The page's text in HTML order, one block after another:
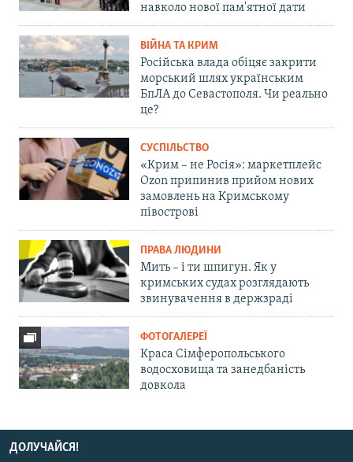
навколо нової пам'ятної дати
ВІЙНА ТА КРИМ
Російська влада обіцяє закрити
морський шлях українським
БпЛА до Севастополя. Чи реально
це?
СУСПІЛЬСТВО
«Крим – не Росія»: маркетплейс
Ozon припинив прийом нових
замовлень на Кримському
півострові
ПРАВА ЛЮДИНИ
Мить – і ти шпигун. Як у
кримських судах розглядають
звинувачення в держзраді
ФОТОГАЛЕРЕЇ
Краса Сімферопольського
водосховища та занедбаність
довкола
ДОЛУЧАЙСЯ!